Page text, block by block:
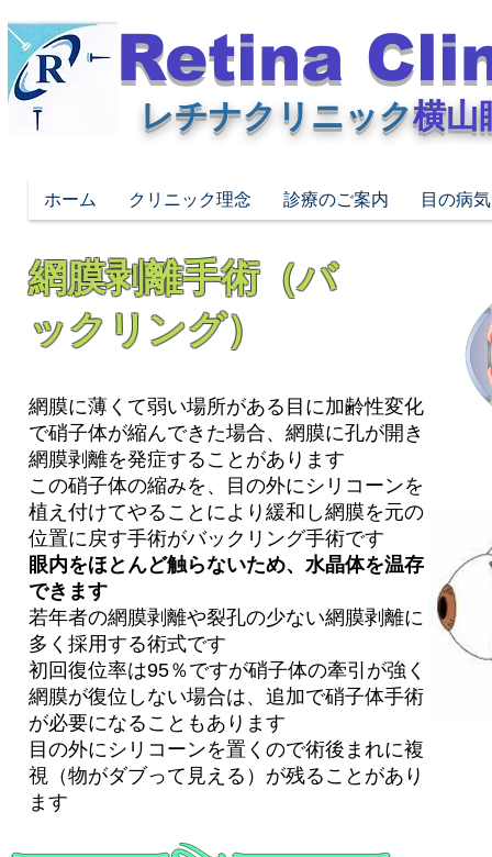
Retina
レチナクリニック横山
ホーム クリニック理念 診療のご案内 目の病
網膜剥離手術（バ
ックリング）
網膜に薄くて弱い場所がある目に加齢性変化
で硝子体が縮んできた場合、網膜に孔が開き
網膜剥離を発症することがあります
この硝子体の縮みを、目の外にシリコーンを
植え付けてやることにより緩和し網膜を元の
位置に戻す手術がバックリング手術です
眼内をほとんど触らないため、水晶体を温存
できます
若年者の網膜剥離や裂孔の少ない網膜剥離に
多く採用する術式です
初回復位率は95％ですが硝子体の牽引が強く
網膜が復位しない場合は、追加で硝子体手術
が必要になることもあります
目の外にシリコーンを置くので術後まれに複
視（物がダブって見える）が残ることがあり
ます